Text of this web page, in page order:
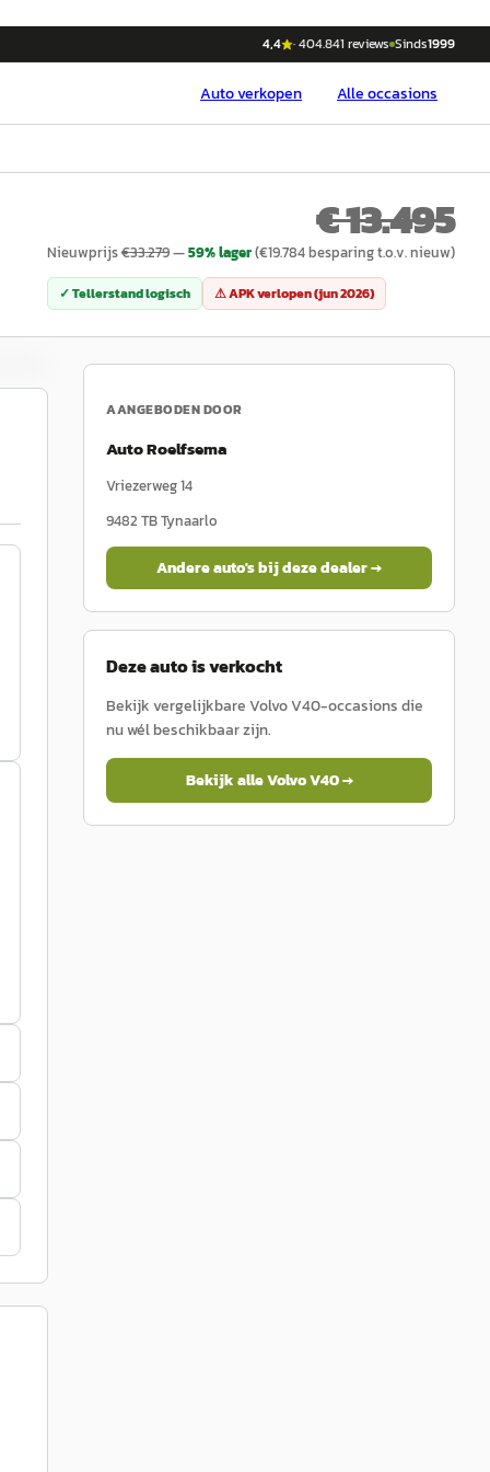
4,4 ·404.841 reviews Sinds1999
Autoverkopen Alle occasions
€ 13.495
Nieuwprijs€33.279—59% lager(€19.784besparing t.o.v. nieuw)
✓ Tellerstand logisch ⚠ APK verlopen (jun 2026)
AANGEBODEN DOOR
Auto Roelfsema
Vriezerweg 14
9482 TBTynaarlo
Andere auto's bij deze dealer →
Deze auto is verkocht
Bekijk vergelijkbareVolvoV40-occasions die
nu wél beschikbaar zijn.
Bekijk alleVolvoV40→